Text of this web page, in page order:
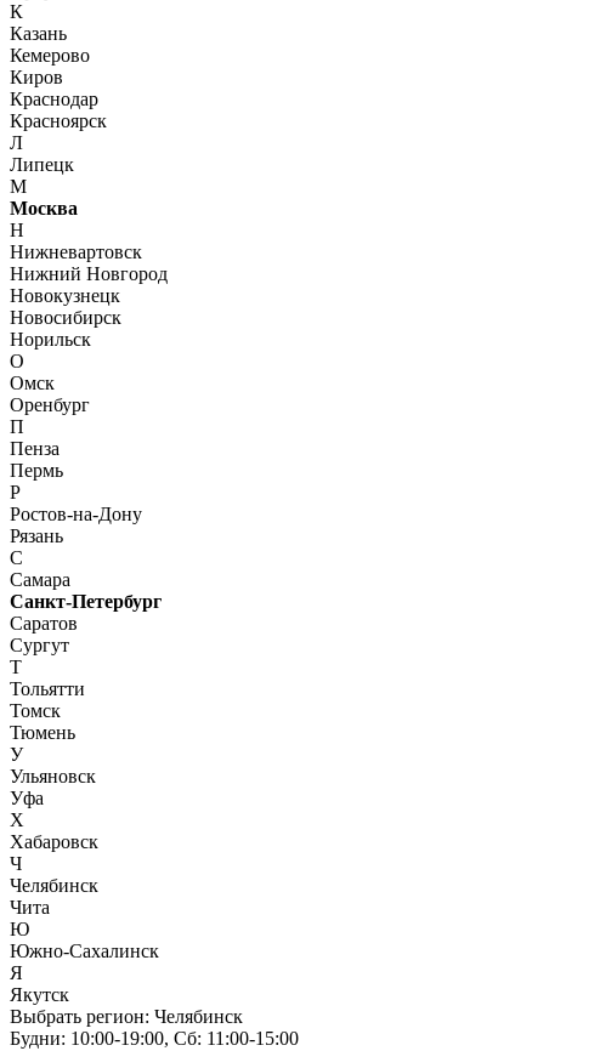
К
Казань
Кемерово
Киров
Краснодар
Красноярск
Л
Липецк
М
Москва
Н
Нижневартовск
Нижний Новгород
Новокузнецк
Новосибирск
Норильск
О
Омск
Оренбург
П
Пенза
Пермь
Р
Ростов-на-Дону
Рязань
С
Самара
Санкт-Петербург
Саратов
Сургут
Т
Тольятти
Томск
Тюмень
У
Ульяновск
Уфа
Х
Хабаровск
Ч
Челябинск
Чита
Ю
Южно-Сахалинск
Я
Якутск
Выбрать регион: Челябинск
Будни: 10:00‑19:00, Сб: 11:00‑15:00